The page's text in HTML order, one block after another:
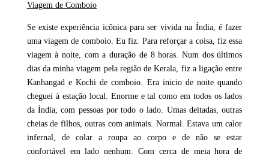
Viagem de Comboio
Se existe experiência icônica para ser vivida na Índia, é fazer
uma viagem de comboio. Eu fiz. Para reforçar a coisa, fiz essa
viagem à noite, com a duração de 8 horas. Num dos últimos
dias da minha viagem pela região de Kerala, fiz a ligação entre
Kanhangad e Kochi de comboio. Era inicio de noite quando
cheguei à estação local. Enorme e tal como em todos os lados
da Índia, com pessoas por todo o lado. Umas deitadas, outras
cheias de filhos, outras com animais. Normal. Estava um calor
infernal, de colar a roupa ao corpo e de não se estar
confortável em lado nenhum. Com cerca de meia hora de